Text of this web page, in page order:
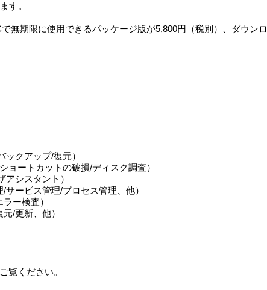
す。
無期限に使用できるパッケージ版が5,800円（税別）、ダウンロ
クアップ/復元）
ートカットの破損/ディスク調査）
シスタント）
ービス管理/プロセス管理、他）
ー検査）
/更新、他）
覧ください。